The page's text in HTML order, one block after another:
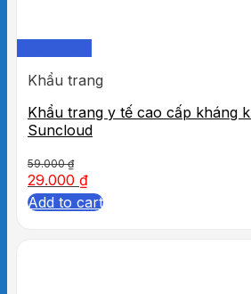
Khẩu trang
Khẩu trang y tế cao cấp kháng
Suncloud
59.000₫
29.000 ₫
Add to cart